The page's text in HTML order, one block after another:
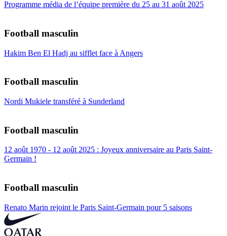
Programme média de l’équipe première du 25 au 31 août 2025
Football masculin
Hakim Ben El Hadj au sifflet face à Angers
Football masculin
Nordi Mukiele transféré à Sunderland
Football masculin
12 août 1970 - 12 août 2025 : Joyeux anniversaire au Paris Saint-
Germain !
Football masculin
Renato Marin rejoint le Paris Saint-Germain pour 5 saisons